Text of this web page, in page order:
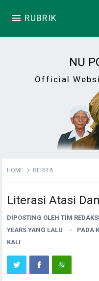
RUBRIK
NU
Official
HOME BERITA
Literasi Atasi
DIPOSTING OLEHTIM REDAKSI
YEARS YANG LALU
PADA
KALI